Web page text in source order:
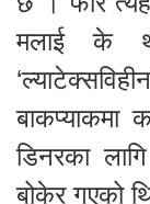
मलाई के
बाकप्याकमा
डिनरका
बोकेर गएको